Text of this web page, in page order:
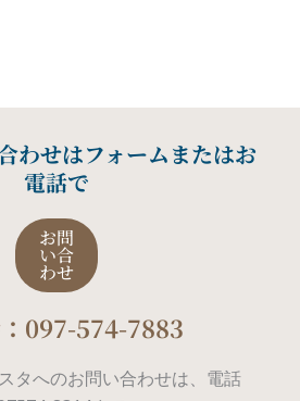
わせはフォームまたはお
電話で
お問
い合
わせ
097-574-7883
タへのお問い合わせは、電話